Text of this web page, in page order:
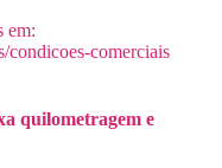
em:
comerciais
quilometragem e